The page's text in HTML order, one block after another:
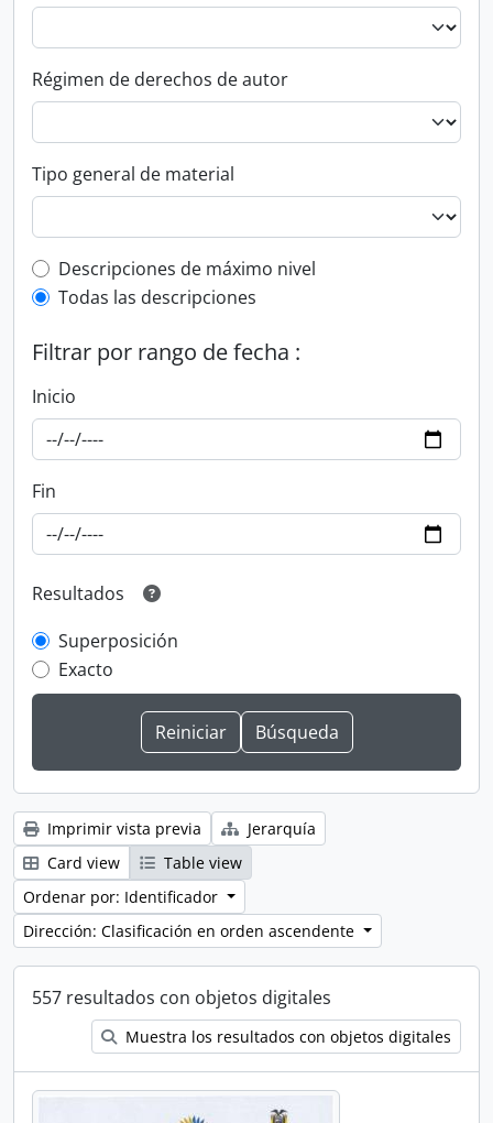
Régimen de derechos de autor
Tipo general de material
Top-level description filter
Descripciones de máximo nivel
Todas las descripciones
Filtrar por rango de fecha :
Inicio
Fin
Resultados
Superposición
Exacto
Imprimir vista previa
Jerarquía
Card view
Table view
Ordenar por: Identificador
Dirección: Clasificación en orden ascendente
557 resultados con objetos digitales
Muestra los resultados con objetos digitales